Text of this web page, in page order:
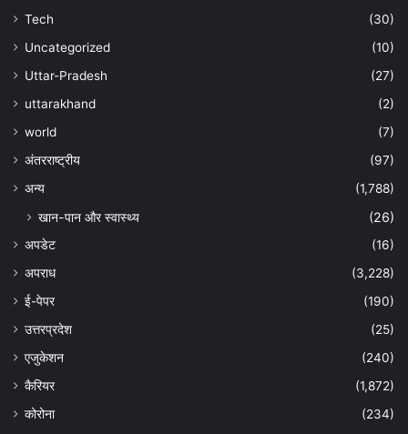
Tech
(30)
Uncategorized
(10)
Uttar-Pradesh
(27)
uttarakhand
(2)
world
(7)
अंतरराष्ट्रीय
(97)
अन्‍य
(1,788)
खान-पान और स्वास्थ्य (26)
अपडेट
(16)
अपराध
(3,228)
ई-पेपर
(190)
उत्तरप्रदेश
(25)
एजुकेशन
(240)
कैरियर
(1,872)
कोरोना
(234)